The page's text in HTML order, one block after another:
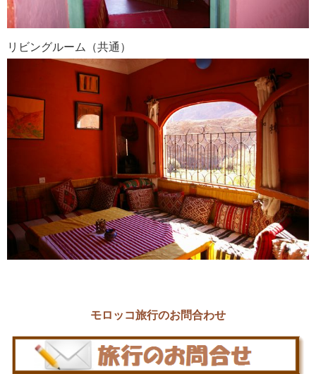
リビングルーム（共通）
モロッコ旅行のお問合わせ